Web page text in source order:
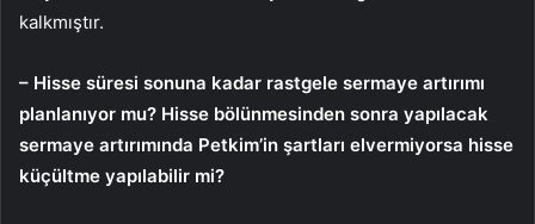
kalkmıştır.
– Hisse süresi sonuna kadar rastgele sermaye artırımı
planlanıyor mu? Hisse bölünmesinden sonra yapılacak
sermaye artırımında Petkim’in şartları elvermiyorsa hisse
küçültme yapılabilir mi?